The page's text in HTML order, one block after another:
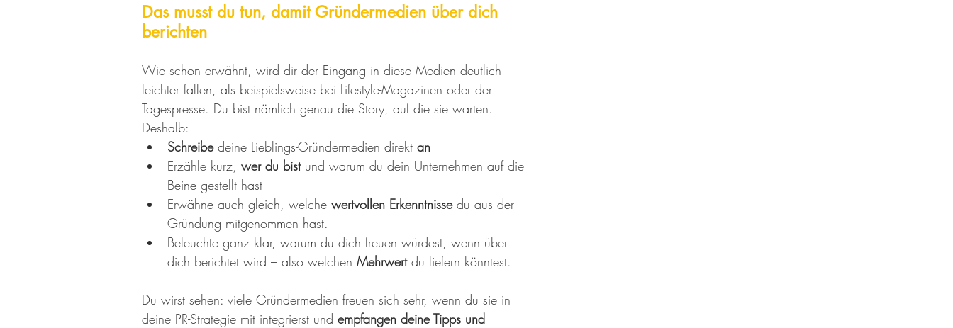
Das musst du tun, damit Gründermedien über dich
berichten
Wie schon erwähnt, wird dir der Eingang in diese Medien deutlich
leichter fallen, als beispielsweise bei Lifestyle-Magazinen oder der
Tagespresse. Du bist nämlich genau die Story, auf die sie warten.
Deshalb:
Schreibe deine Lieblings-Gründermedien direkt an
Erzähle kurz, wer du bist und warum du dein Unternehmen auf die
Beine gestellt hast
Erwähne auch gleich, welche wertvollen Erkenntnisse du aus der
Gründung mitgenommen hast.
Beleuchte ganz klar, warum du dich freuen würdest, wenn über
dich berichtet wird – also welchen Mehrwert du liefern könntest.
Du wirst sehen: viele Gründermedien freuen sich sehr, wenn du sie in
deine PR-Strategie mit integrierst und empfangen deine Tipps und